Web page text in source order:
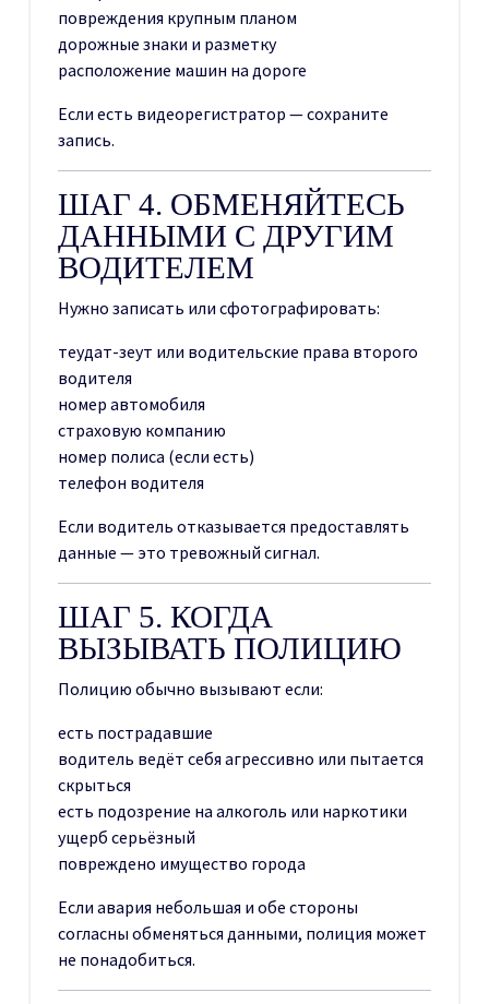
повреждения крупным планом
дорожные знаки и разметку
расположение машин на дороге
Если есть видеорегистратор — сохраните
запись.
ШАГ 4. ОБМЕНЯЙТЕСЬ
ДАННЫМИ С ДРУГИМ
ВОДИТЕЛЕМ
Нужно записать или сфотографировать:
теудат-зеут или водительские права второго
водителя
номер автомобиля
страховую компанию
номер полиса (если есть)
телефон водителя
Если водитель отказывается предоставлять
данные — это тревожный сигнал.
ШАГ 5. КОГДА
ВЫЗЫВАТЬ ПОЛИЦИЮ
Полицию обычно вызывают если:
есть пострадавшие
водитель ведёт себя агрессивно или пытается
скрыться
есть подозрение на алкоголь или наркотики
ущерб серьёзный
повреждено имущество города
Если авария небольшая и обе стороны
согласны обменяться данными, полиция может
не понадобиться.